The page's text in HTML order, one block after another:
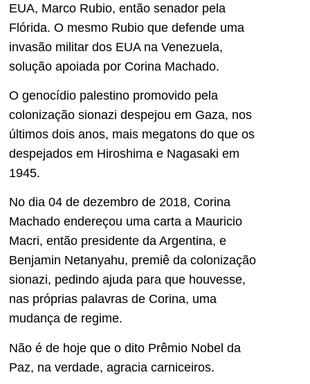
EUA, Marco Rubio, então senador pela
Flórida. O mesmo Rubio que defende uma
invasão militar dos EUA na Venezuela,
solução apoiada por Corina Machado.
O genocídio palestino promovido pela
colonização sionazi despejou em Gaza, nos
últimos dois anos, mais megatons do que os
despejados em Hiroshima e Nagasaki em
1945.
No dia 04 de dezembro de 2018, Corina
Machado endereçou uma carta a Mauricio
Macri, então presidente da Argentina, e
Benjamin Netanyahu, premiê da colonização
sionazi, pedindo ajuda para que houvesse,
nas próprias palavras de Corina, uma
mudança de regime.
Não é de hoje que o dito Prêmio Nobel da
Paz, na verdade, agracia carniceiros.